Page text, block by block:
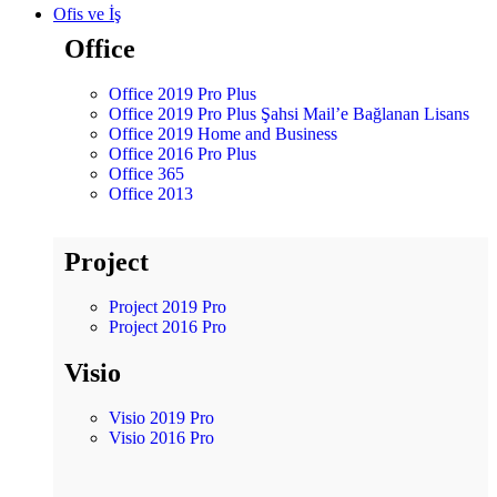
Ofis ve İş
Office
Office 2019 Pro Plus
Office 2019 Pro Plus Şahsi Mail’e Bağlanan Lisans
Office 2019 Home and Business
Office 2016 Pro Plus
Office 365
Office 2013
Project
Project 2019 Pro
Project 2016 Pro
Visio
Visio 2019 Pro
Visio 2016 Pro